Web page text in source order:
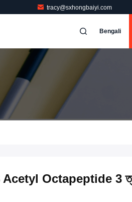
tracy@sxhongbaiyi.com
Bengali
Octapeptide 3